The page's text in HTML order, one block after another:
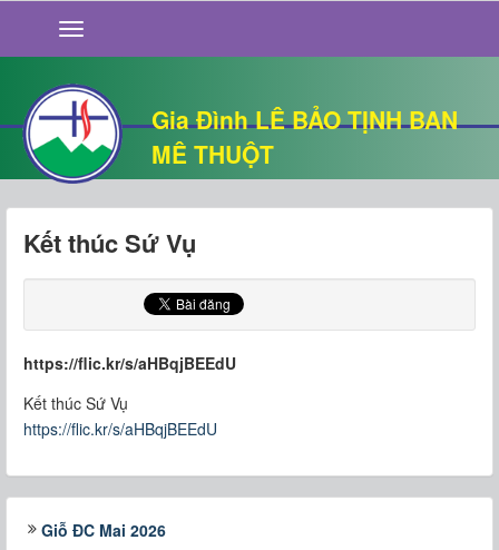
Gia Đình LÊ BẢO TỊNH BAN
MÊ THUỘT
GIỚI THIỆU
TIN TỨC
SỐNG ĐẠO
CHUYỆN NHÀ
QUÁN VĂN
THƯ GIÃN
Kết thúc Sứ Vụ
https://flic.kr/s/aHBqjBEEdU
Kết thúc Sứ Vụ
https://flic.kr/s/aHBqjBEEdU
Giỗ ĐC Mai 2026